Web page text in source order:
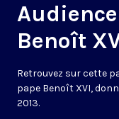
Benoît
Retrouvez sur cette
pape Benoît XVI,
2013.